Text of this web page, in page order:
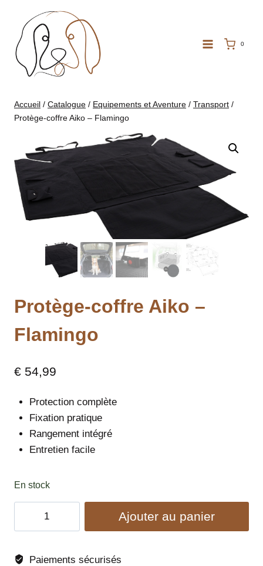
contenu
0
Accueil / Catalogue / Equipements et Aventure / Transport /
Protège-coffre Aiko – Flamingo
Protège-coffre Aiko –
Flamingo
€ 54,99
Protection complète
Fixation pratique
Rangement intégré
Entretien facile
En stock
coffre
Ajouter au panier
Paiements sécurisés